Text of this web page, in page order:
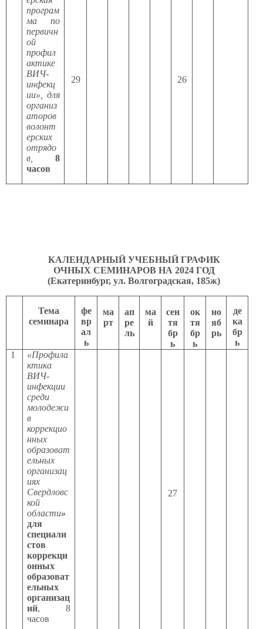
програм
ма по
первичн
ой
профил
актике
ВИЧ-
инфекц
ии», для
организ
аторов
волонт
ерских
отрядо
в,8
часов
29 26
КАЛЕНДАРНЫЙ УЧЕБНЫЙ ГРАФИК
ОЧНЫХ СЕМИНАРОВ НА 2024 ГОД
(Екатеринбург, ул. Волгоградская, 185ж)
Тема
семинара
фе
вр
ал
ь
ма
рт
ап
ре
ль
ма
й
сен
тя
бр
ь
ок
тя
бр
ь
но
яб
рь
де
ка
бр
ь
1
«Профила
ктика
ВИЧ-
инфекции
среди
молодежи
в
коррекцио
нных
образоват
ельных
организац
иях
Свердловс
кой
области»
для
специали
стов
коррекци
онных
образоват
ельных
организац
ий, 8
часов
27